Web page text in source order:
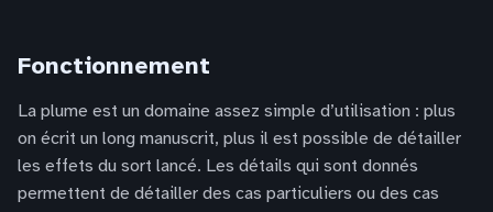
Fonctionnement
La plume est un domaine assez simple d’utilisation : plus
on écrit un long manuscrit, plus il est possible de détailler
les effets du sort lancé. Les détails qui sont donnés
permettent de détailler des cas particuliers ou des cas